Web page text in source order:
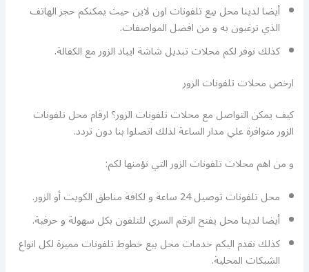
أيضا لدينا محل بيع تلفونات اون لاين حيث يمكنكم حجز الهاتف
الذي ترغبون به و من افضل المواصفات.
كذلك نوفر لكم محلات تبديل شاشة ايباد الزور مع الكفالة.
ارخص محلات تلفونات الزور
كيف يمكن التواصل مع محلات تلفونات الزور؟ ارقام محل تلفونات
الزور متوافرة علي مدار الساعة لذلك اتصلوا بنا دون تردد.
و من اهم محلات تلفونات الزور التي نؤمنها لكم:
محل تلفونات توصيل 24 ساعة و لكافة مناطق الكويت أو الزور.
أيضا لدينا محل يفتح الرقم السري للتلفون بكل سهولة و حرفية.
كذلك نقدم اليكم خدمات محل بيع خطوط تلفونات مميزة لكل انواع
الشبكات المحلية.